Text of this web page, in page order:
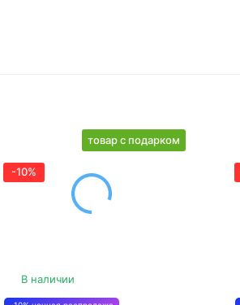
-10%
товар с подарком
В наличии